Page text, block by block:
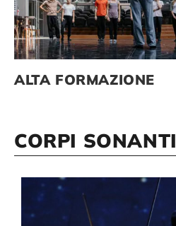
Compagnia
Sostienici
Calendario
ALTA FORMAZIONE
CORPI SONANTI
View
Larger
Image